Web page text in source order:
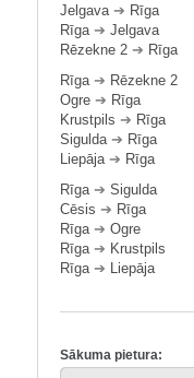
Jelgava➔ Rīga
Rīga➔ Jelgava
Rēzekne 2 ➔ Rīga
Rīga➔ Rēzekne 2
Ogre ➔ Rīga
Krustpils ➔ Rīga
Sigulda➔ Rīga
Liepāja➔ Rīga
Rīga➔ Sigulda
Cēsis ➔ Rīga
Rīga➔ Ogre
Rīga➔ Krustpils
Rīga➔ Liepāja
Sākuma pietura: